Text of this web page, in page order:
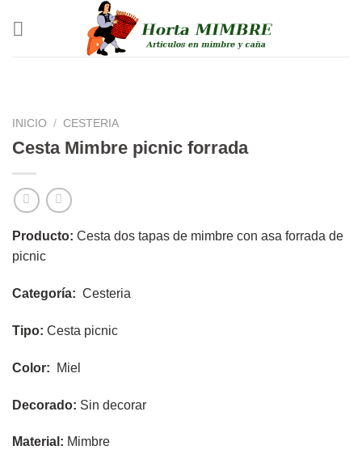
INICIO / CESTERIA
Cesta Mimbre picnic forrada
Producto: Cesta dos tapas de mimbre con asa forrada de
picnic
Categoría: Cesteria
Tipo: Cesta picnic
Color: Miel
Decorado: Sin decorar
Material: Mimbre